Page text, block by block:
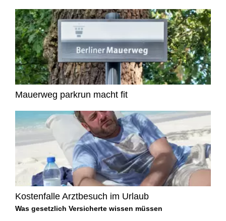
Mauerweg parkrun macht fit
Kostenfalle Arztbesuch im Urlaub
Was gesetzlich Versicherte wissen müssen